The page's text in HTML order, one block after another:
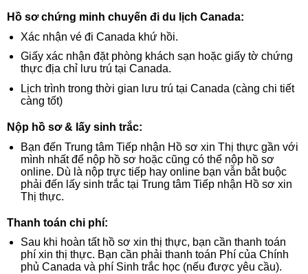
Hồ sơ chứng minh chuyến đi du lịch Canada:
Xác nhận vé đi Canada khứ hồi.
Giấy xác nhận đặt phòng khách sạn hoặc giấy tờ chứng
thực địa chỉ lưu trú tại Canada.
Lịch trình trong thời gian lưu trú tại Canada (càng chi tiết
càng tốt)
Nộp hồ sơ & lấy sinh trắc:
Bạn đến Trung tâm Tiếp nhận Hồ sơ xin Thị thực gần với
mình nhất để nộp hồ sơ hoặc cũng có thể nộp hồ sơ
online. Dù là nộp trực tiếp hay online bạn vẫn bắt buộc
phải đến lấy sinh trắc tại Trung tâm Tiếp nhận Hồ sơ xin
Thị thực.
Thanh toán chi phí:
Sau khi hoàn tất hồ sơ xin thị thực, bạn cần thanh toán
phí xin thị thực. Bạn cần phải thanh toán Phí của Chính
phủ Canada và phí Sinh trắc học (nếu được yêu cầu).